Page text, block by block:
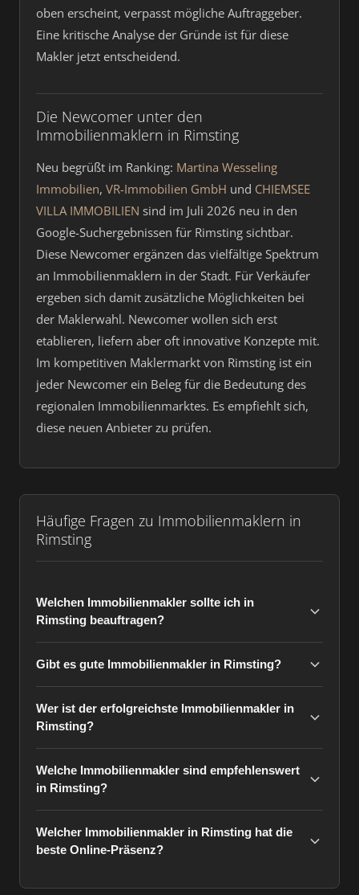
oben erscheint, verpasst mögliche Auftraggeber.
Eine kritische Analyse der Gründe ist für diese
Makler jetzt entscheidend.
Die Newcomer unter den
Immobilienmaklern in Rimsting
Neu begrüßt im Ranking: Martina Wesseling
Immobilien, VR-Immobilien GmbH und CHIEMSEE
VILLA IMMOBILIEN sind im Juli 2026 neu in den
Google-Suchergebnissen für Rimsting sichtbar.
Diese Newcomer ergänzen das vielfältige Spektrum
an Immobilienmaklern in der Stadt. Für Verkäufer
ergeben sich damit zusätzliche Möglichkeiten bei
der Maklerwahl. Newcomer wollen sich erst
etablieren, liefern aber oft innovative Konzepte mit.
Im kompetitiven Maklermarkt von Rimsting ist ein
jeder Newcomer ein Beleg für die Bedeutung des
regionalen Immobilienmarktes. Es empfiehlt sich,
diese neuen Anbieter zu prüfen.
Häufige Fragen zu Immobilienmaklern in
Rimsting
Welchen Immobilienmakler sollte ich in
Rimsting beauftragen?
Gibt es gute Immobilienmakler in Rimsting?
Wer ist der erfolgreichste Immobilienmakler in
Rimsting?
Welche Immobilienmakler sind empfehlenswert
in Rimsting?
Welcher Immobilienmakler in Rimsting hat die
beste Online-Präsenz?